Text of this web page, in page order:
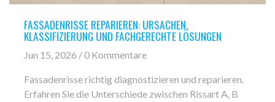
FASSADENRISSE REPARIEREN: URSACHEN,
KLASSIFIZIERUNG UND FACHGERECHTE LÖSUNGEN
Jun 15, 2026 / 0 Kommentare
Fassadenrisse richtig diagnostizieren und reparieren.
Erfahren Sie die Unterschiede zwischen Rissart A, B